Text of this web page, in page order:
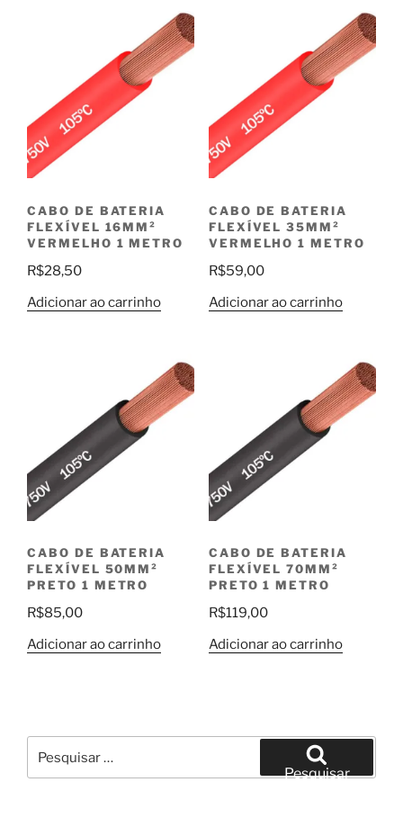
CABO DE BATERIA
FLEXÍVEL 16MM²
VERMELHO 1 METRO
R$28,50
Adicionar ao carrinho
CABO DE BATERIA
FLEXÍVEL 35MM²
VERMELHO 1 METRO
R$59,00
Adicionar ao carrinho
CABO DE BATERIA
FLEXÍVEL 50MM²
PRETO 1 METRO
R$85,00
Adicionar ao carrinho
CABO DE BATERIA
FLEXÍVEL 70MM²
PRETO 1 METRO
R$119,00
Adicionar ao carrinho
por:
Pesquisar